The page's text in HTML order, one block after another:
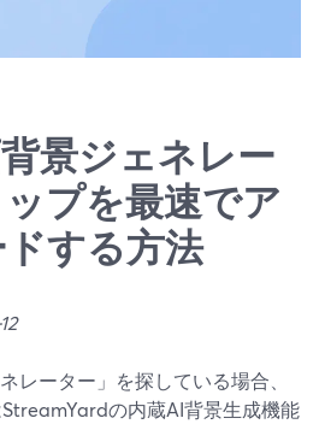
景ジェネレー
プを最速でア
する方法
レーター」を探している場合、
の内蔵AI背景生成機能